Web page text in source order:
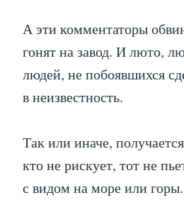
А эти комментаторы
гонят на завод. И люто,
людей, не побоявшихся
в неизвестность.
Так или иначе,
кто не рискует, тот не
с видом на море или